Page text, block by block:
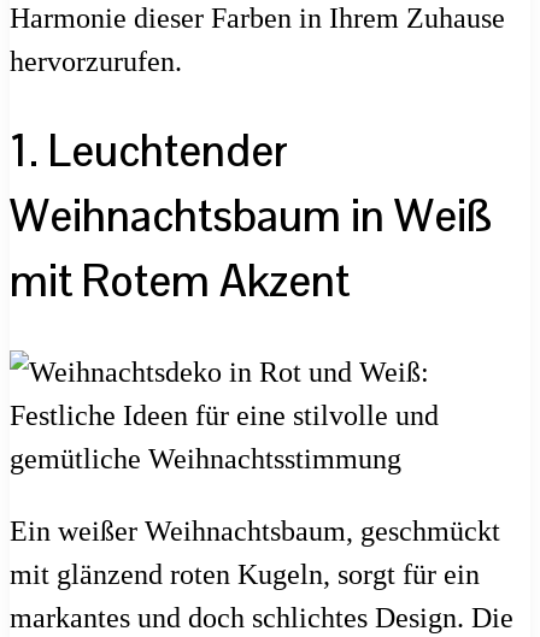
Harmonie dieser Farben in Ihrem Zuhause
hervorzurufen.
1. Leuchtender
Weihnachtsbaum in Weiß
mit Rotem Akzent
Ein weißer Weihnachtsbaum, geschmückt
mit glänzend roten Kugeln, sorgt für ein
markantes und doch schlichtes Design. Die